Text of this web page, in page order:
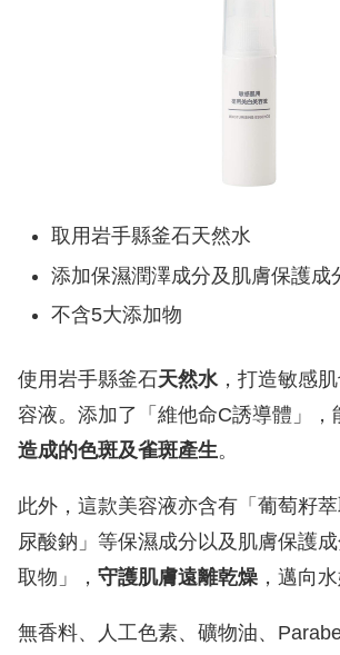
取用岩手縣釜石天然水
添加保濕潤澤成分及肌膚保護成
不含5大添加物
使用岩手縣釜石天然水 ，打造敏感
容液。添加了「維他命C誘導體」，
造成的色斑及雀斑產生。
此外，這款美容液亦含有「葡萄籽
尿酸鈉」等保濕成分以及肌膚保護
取物」， 守護肌膚遠離乾燥 ，邁向水
無香料、人工色素、礦物油、